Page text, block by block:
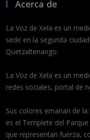
Acerca de
La Voz de Xela es un
sede en la segunda
Quetzaltenango.
La Voz de Xela es un
redes sociales, portal de
Sus colores emanan de
es el Templete del
que representan fuerza,